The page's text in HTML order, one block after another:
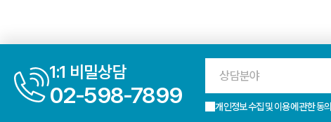
1:1 비밀상담
02-598-7899
상담분야
개인정보 수집 및 이용에 관한 동의